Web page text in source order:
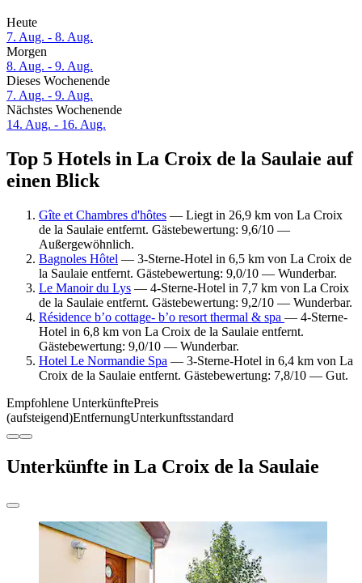
Heute
7. Aug. - 8. Aug.
Morgen
8. Aug. - 9. Aug.
Dieses Wochenende
7. Aug. - 9. Aug.
Nächstes Wochenende
14. Aug. - 16. Aug.
Top 5 Hotels in La Croix de la Saulaie auf
einen Blick
Gîte et Chambres d'hôtes — Liegt in 26,9 km von La Croix
de la Saulaie entfernt. Gästebewertung: 9,6/10 —
Außergewöhnlich.
Bagnoles Hôtel — 3-Sterne-Hotel in 6,5 km von La Croix de
la Saulaie entfernt. Gästebewertung: 9,0/10 — Wunderbar.
Le Manoir du Lys — 4-Sterne-Hotel in 7,7 km von La Croix
de la Saulaie entfernt. Gästebewertung: 9,2/10 — Wunderbar.
Résidence b’o cottage- b’o resort thermal & spa — 4-Sterne-
Hotel in 6,8 km von La Croix de la Saulaie entfernt.
Gästebewertung: 9,0/10 — Wunderbar.
Hotel Le Normandie Spa — 3-Sterne-Hotel in 6,4 km von La
Croix de la Saulaie entfernt. Gästebewertung: 7,8/10 — Gut.
Empfohlene UnterkünftePreis
(aufsteigend)EntfernungUnterkunftsstandard
Unterkünfte in La Croix de la Saulaie